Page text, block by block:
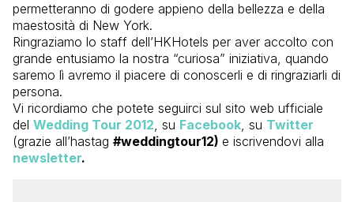
permetteranno di godere appieno della bellezza e della
maestosità di New York.
Ringraziamo lo staff dell’HKHotels per aver accolto con
grande entusiamo la nostra “curiosa” iniziativa, quando
saremo lì avremo il piacere di conoscerli e di ringraziarli di
persona.
Vi ricordiamo che potete seguirci sul sito web ufficiale
del Wedding Tour 2012 , su Facebook , su Twitter
(grazie all’hastag #weddingtour12) e iscrivendovi alla
newsletter.